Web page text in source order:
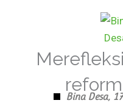
Bina Desa,